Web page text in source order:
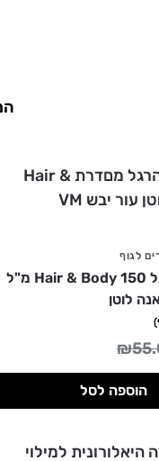
לגוף
בלזם לכף הרגל Hair & Body 150 מ"ל
₪
הוספה לסל